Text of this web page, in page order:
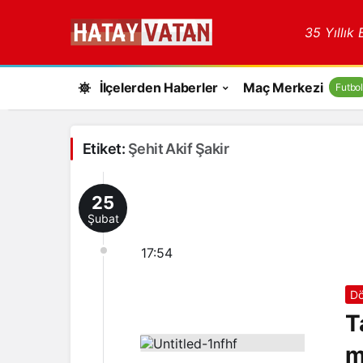
35 Yıllık
İlçelerden Haberler Maç Merkezi Futbol
Etiket: Şehit Akif Şakir
25
Şubat
17:54